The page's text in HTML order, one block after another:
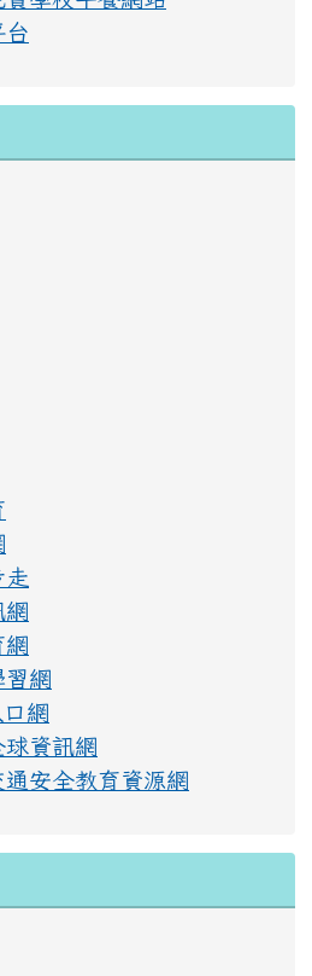
台
走
網
網
習網
網
球資訊網
安全教育資源網